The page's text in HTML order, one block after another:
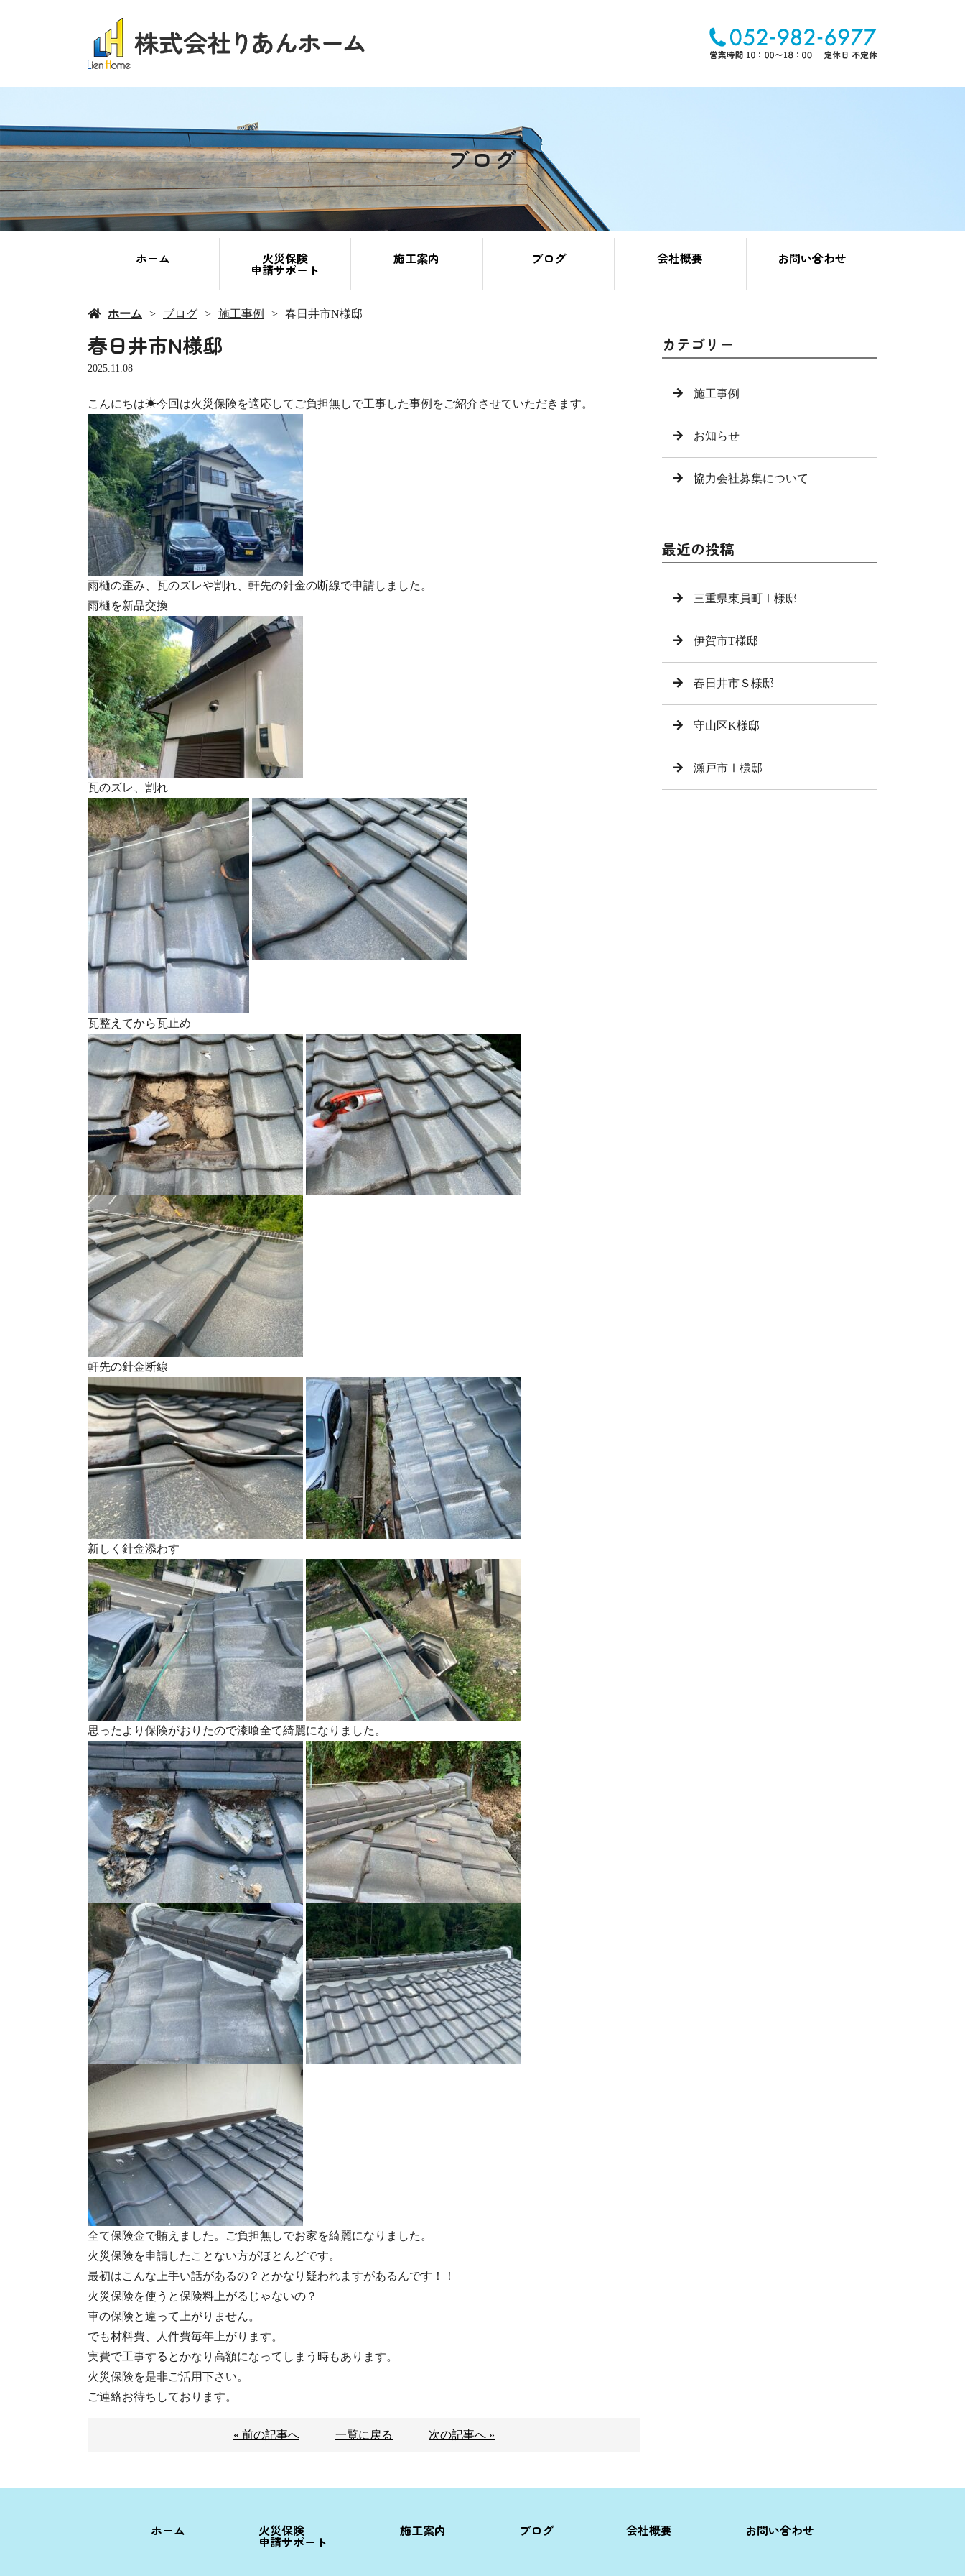
ブログ
ホーム 火災保険
申請サポート
施工案内 ブログ 会社概要 お問い合わせ
ホーム ブログ 施工事例 春日井市N様邸
春日井市N様邸
2025.11.08
こんにちは☀今回は火災保険を適応してご負担無しで工事した事例をご紹介させていただきます。
雨樋の歪み、瓦のズレや割れ、軒先の針金の断線で申請しました。
雨樋を新品交換
瓦のズレ、割れ
瓦整えてから瓦止め
軒先の針金断線
新しく針金添わす
思ったより保険がおりたので漆喰全て綺麗になりました。
全て保険金で賄えました。ご負担無しでお家を綺麗になりました。
火災保険を申請したことない方がほとんどです。
最初はこんな上手い話があるの？とかなり疑われますがあるんです！！
火災保険を使うと保険料上がるじゃないの？
車の保険と違って上がりません。
でも材料費、人件費毎年上がります。
実費で工事するとかなり高額になってしまう時もあります。
火災保険を是非ご活用下さい。
ご連絡お待ちしております。
« 前の記事へ 一覧に戻る 次の記事へ »
カテゴリー
施工事例
お知らせ
協力会社募集について
最近の投稿
三重県東員町Ⅰ様邸
伊賀市T様邸
春日井市Ｓ様邸
守山区K様邸
瀬戸市Ⅰ様邸
ホーム 火災保険
申請サポート
施工案内 ブログ 会社概要 お問い合わせ